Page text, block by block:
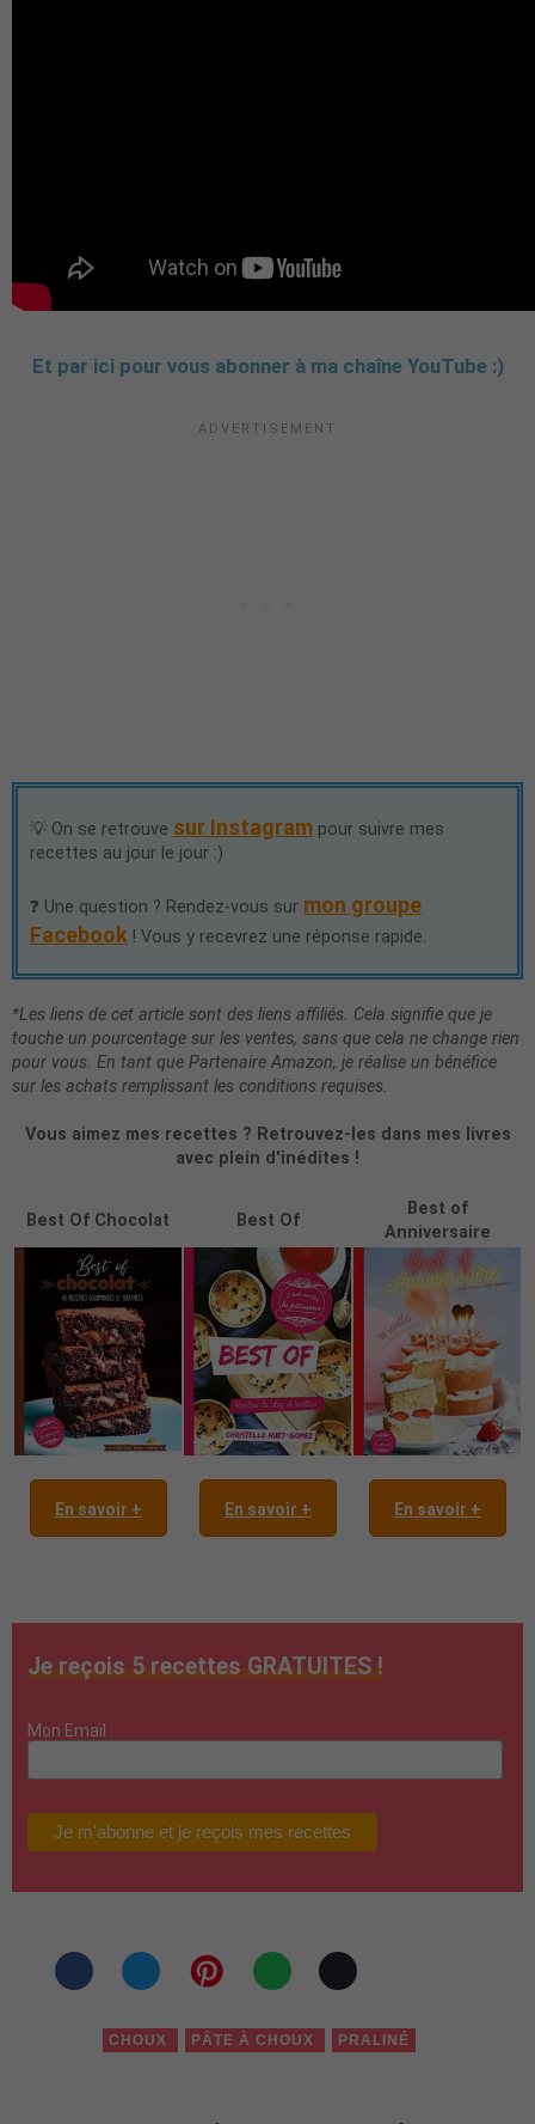
Et par ici pour vous abonner à ma chaîne YouTube :)
💡 On se retrouve sur Instagram pour suivre mes
recettes au jour le jour :)
❓ Une question ? Rendez-vous sur mon groupe
Facebook ! Vous y recevrez une réponse rapide.
*Les liens de cet article sont des liens affiliés. Cela signifie que je
touche un pourcentage sur les ventes, sans que cela ne change rien
pour vous. En tant que Partenaire Amazon, je réalise un bénéfice
sur les achats remplissant les conditions requises.
Vous aimez mes recettes ? Retrouvez-les dans mes livres
avec plein d'inédites !
Best Of Chocolat Best Of
Best of
Anniversaire
En savoir + En savoir + En savoir +
Je reçois 5 recettes GRATUITES !
Mon Email :
CHOUX PÂTE À CHOUX PRALINÉ